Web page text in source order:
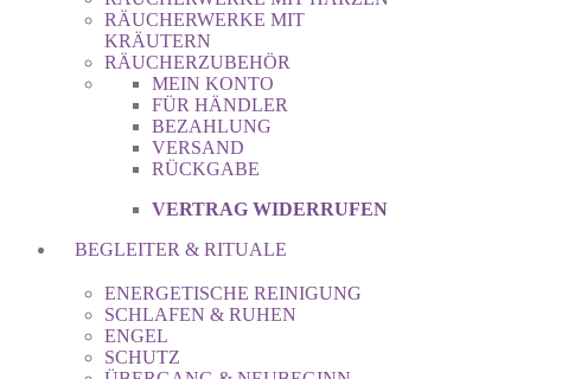
RÄUCHERWERKE MIT
KRÄUTERN
RÄUCHERZUBEHÖR
MEIN KONTO
FÜR HÄNDLER
BEZAHLUNG
VERSAND
RÜCKGABE
VERTRAG WIDERRUFEN
BEGLEITER & RITUALE
ENERGETISCHE REINIGUNG
SCHLAFEN & RUHEN
ENGEL
SCHUTZ